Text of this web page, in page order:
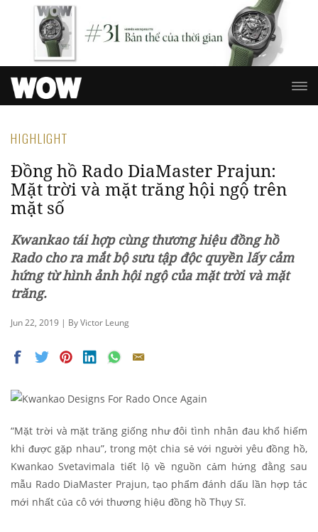
HIGHLIGHT
Đồng hồ Rado DiaMaster Prajun:
Mặt trời và mặt trăng hội ngộ trên
mặt số
Kwankao tái hợp cùng thương hiệu đồng hồ
Rado cho ra mắt bộ sưu tập độc quyền lấy cảm
hứng từ hình ảnh hội ngộ của mặt trời và mặt
trăng.
Jun 22, 2019 | By Victor Leung
“Mặt trời và mặt trăng giống như đôi tình nhân đau khổ hiếm
khi được gặp nhau”, trong một chia sẻ với người yêu đồng hồ,
Kwankao Svetavimala tiết lộ về nguồn cảm hứng đằng sau
mẫu Rado DiaMaster Prajun, tạo phẩm đánh dấu lần hợp tác
mới nhất của cô với thương hiệu đồng hồ Thụy Sĩ.